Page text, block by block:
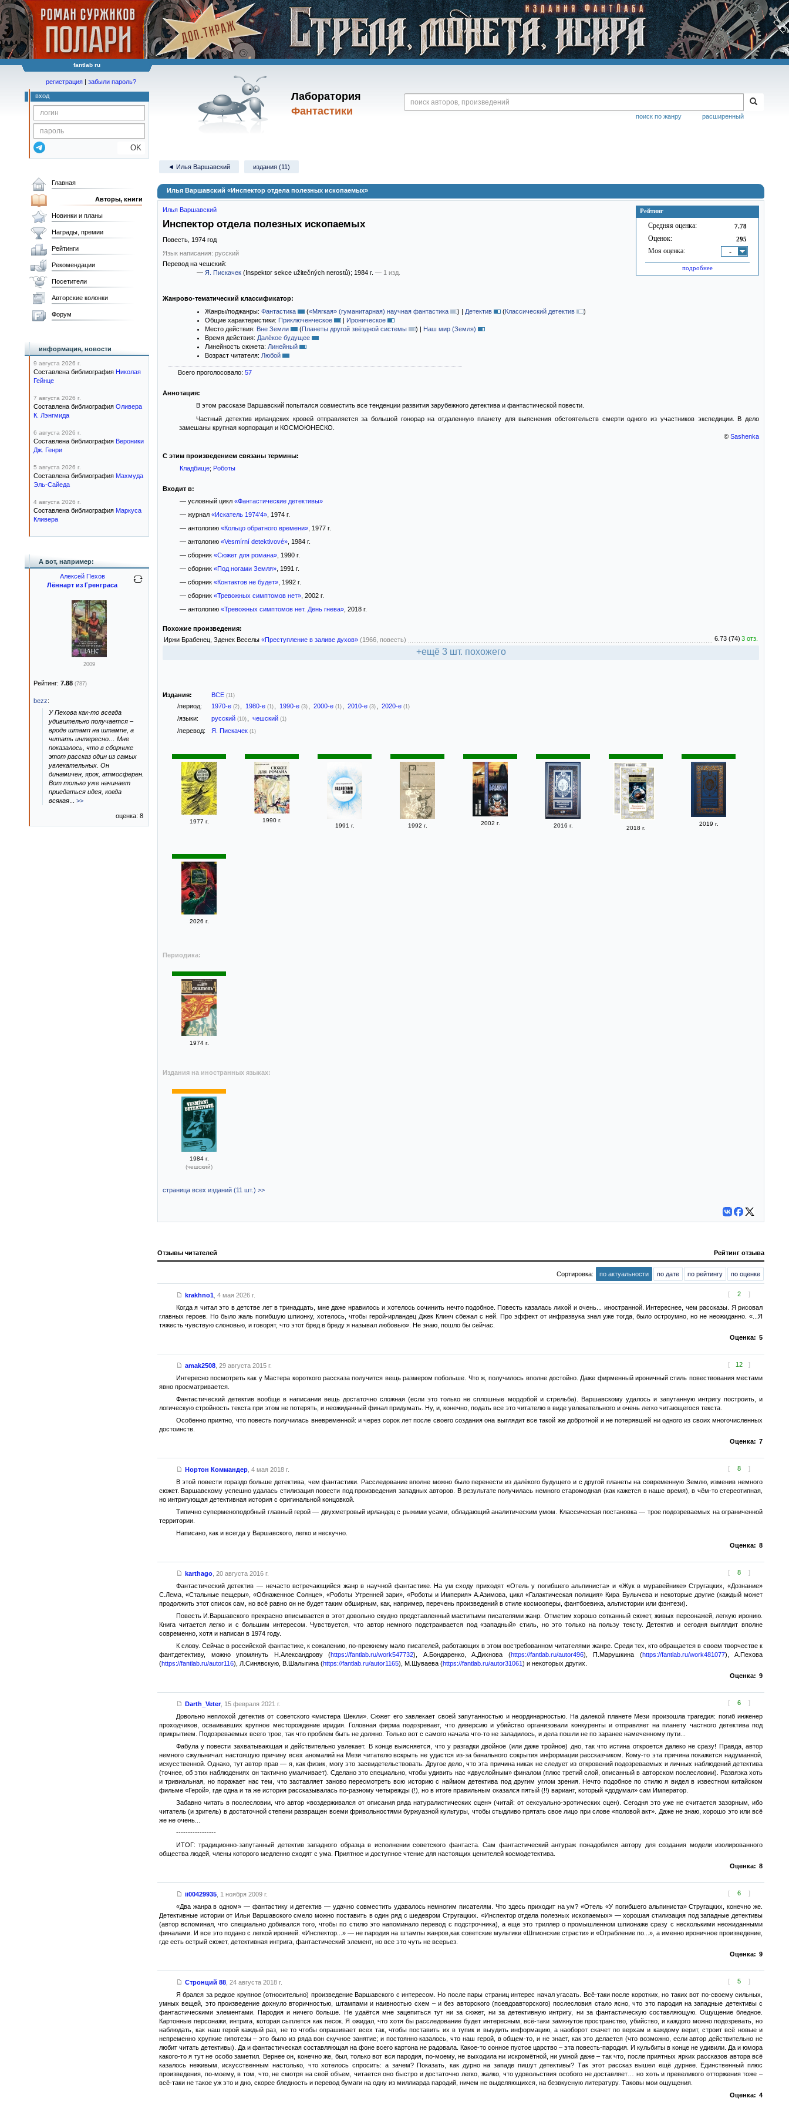
fantlab ru
Лаборатория
Фантастики
расширенный
поиск по жанру
регистрация | забыли пароль?
вход
OK
◄ Илья Варшавский издания (11)
Илья Варшавский «Инспектор отдела полезных ископаемых»
Рейтинг
Средняя оценка: 7.78
Оценок: 295
Моя оценка: -
подробнее
Илья Варшавский
Инспектор отдела полезных ископаемых
Повесть, 1974 год
Язык написания: русский
Перевод на чешский:
— Я. Пискачек (Inspektor sekce užitečných nerostů); 1984 г. — 1 изд.
Жанрово-тематический классификатор:
Жанры/поджанры: Фантастика («Мягкая» (гуманитарная) научная фантастика ) | Детектив (Классический детектив
)
Общие характеристики: Приключенческое | Ироническое
Место действия: Вне Земли (Планеты другой звёздной системы ) | Наш мир (Земля)
Время действия: Далёкое будущее
Линейность сюжета: Линейный
Возраст читателя: Любой
Всего проголосовало: 57
Аннотация:
В этом рассказе Варшавский попытался совместить все тенденции развития зарубежного детектива и фантастической повести.
Частный детектив ирландских кровей отправляется за большой гонорар на отдаленную планету для выяснения обстоятельств смерти одного из участников экспедиции. В дело
замешаны крупная корпорация и КОСМОЮНЕСКО.
© Sashenka
С этим произведением связаны термины:
Кладбище; Роботы
Входит в:
— условный цикл «Фантастические детективы»
— журнал «Искатель 1974'4», 1974 г.
— антологию «Кольцо обратного времени», 1977 г.
— антологию «Vesmírní detektivové», 1984 г.
— сборник «Сюжет для романа», 1990 г.
— сборник «Под ногами Земля», 1991 г.
— сборник «Контактов не будет», 1992 г.
— сборник «Тревожных симптомов нет», 2002 г.
— антологию «Тревожных симптомов нет. День гнева», 2018 г.
Похожие произведения:
Иржи Брабенец, Зденек Веселы «Преступление в заливе духов» (1966, повесть) 6.73 (74) 3 отз.
+ещё 3 шт. похожего
Издания: ВСЕ (11)
/период: 1970-е (2) 1980-е (1) 1990-е (3) 2000-е (1) 2010-е (3) 2020-е (1)
/языки: русский (10) чешский (1)
/перевод: Я. Пискачек (1)
1977 г.
1990 г.
1991 г.
1992 г. 2002 г. 2016 г. 2018 г.
2019 г.
2026 г.
Периодика:
1974 г.
Издания на иностранных языках:
1984 г.
(чешский)
страница всех изданий (11 шт.) >>
Отзывы читателей Рейтинг отзыва
Сортировка: по актуальности по дате по рейтингу по оценке
[ 2 ]
krakhno1, 4 мая 2026 г.
Когда я читал это в детстве лет в тринадцать, мне даже нравилось и хотелось сочинить нечто подобное. Повесть казалась лихой и очень... иностранной. Интереснее, чем рассказы. Я рисовал
главных героев. Но было жаль погибшую шпионку, хотелось, чтобы герой-ирландец Джек Клинч сбежал с ней. Про эффект от инфразвука знал уже тогда, было остроумно, но не неожиданно. «...Я
тяжесть чувствую слоновью, и говорят, что этот бред в бреду я называл любовью». Не знаю, пошло бы сейчас.
Оценка: 5
[ 12 ]
amak2508, 29 августа 2015 г.
Интересно посмотреть как у Мастера короткого рассказа получится вещь размером побольше. Что ж, получилось вполне достойно. Даже фирменный ироничный стиль повествования местами
явно просматривается.
Фантастический детектив вообще в написании вещь достаточно сложная (если это только не сплошные мордобой и стрельба). Варшавскому удалось и запутанную интригу построить, и
логическую стройность текста при этом не потерять, и неожиданный финал придумать. Ну, и, конечно, подать все это читателю в виде увлекательного и очень легко читающегося текста.
Особенно приятно, что повесть получилась вневременной: и через сорок лет после своего создания она выглядит все такой же добротной и не потерявшей ни одного из своих многочисленных
достоинств.
Оценка: 7
[ 8 ]
Нортон Коммандер, 4 мая 2018 г.
В этой повести гораздо больше детектива, чем фантастики. Расследование вполне можно было перенести из далёкого будущего и с другой планеты на современную Землю, изменив немного
сюжет. Варшавскому успешно удалась стилизация повести под произведения западных авторов. В результате получилась немного старомодная (как кажется в наше время), в чём-то стереотипная,
но интригующая детективная история с оригинальной концовкой.
Типично суперменоподобный главный герой — двухметровый ирландец с рыжими усами, обладающий аналитическим умом. Классическая постановка — трое подозреваемых на ограниченной
территории.
Написано, как и всегда у Варшавского, легко и нескучно.
Оценка: 8
[ 8 ]
karthago, 20 августа 2016 г.
Фантастический детектив — нечасто встречающийся жанр в научной фантастике. На ум сходу приходят «Отель у погибшего альпиниста» и «Жук в муравейнике» Стругацких, «Дознание»
С.Лема, «Стальные пещеры», «Обнаженное Солнце», «Роботы Утренней зари», «Роботы и Империя» А.Азимова, цикл «Галактическая полиция» Кира Булычева и некоторые другие (каждый может
продолжить этот список сам, но всё равно он не будет таким обширным, как, например, перечень произведений в стиле космооперы, фантбоевика, альтистории или фэнтези).
Повесть И.Варшавского прекрасно вписывается в этот довольно скудно представленный маститыми писателями жанр. Отметим хорошо сотканный сюжет, живых персонажей, легкую иронию.
Книга читается легко и с большим интересом. Чувствуется, что автор немного подстраивается под «западный» стиль, но это только на пользу тексту. Детектив и сегодня выглядит вполне
современно, хотя и написан в 1974 году.
К слову. Сейчас в российской фантастике, к сожалению, по-прежнему мало писателей, работающих в этом востребованном читателями жанре. Среди тех, кто обращается в своем творчестве к
фантдетективу, можно упомянуть Н.Александрову (https://fantlab.ru/work547732), А.Бондаренко, А.Дихнова (https://fantlab.ru/autor496), П.Марушкина (https://fantlab.ru/work481077), А.Пехова
(https://fantlab.ru/autor116), Л.Синявскую, В.Шалыгина (https://fantlab.ru/autor1165), М.Шуваева (https://fantlab.ru/autor31061) и некоторых других.
Оценка: 9
[ 6 ]
Darth_Veter, 15 февраля 2021 г.
Довольно неплохой детектив от советского «мистера Шекли». Сюжет его завлекает своей запутанностью и неординарностью. На далекой планете Мези произошла трагедия: погиб инженер
проходчиков, осваивавших крупное месторождение иридия. Головная фирма подозревает, что диверсию и убийство организовали конкуренты и отправляет на планету частного детектива под
прикрытием. Подозреваемых всего трое, так что проблем быть не должно. Только вот с самого начала что-то не заладилось, и дела пошли не по заранее намеченному пути...
Фабула у повести захватывающая и действительно увлекает. В конце выясняется, что у разгадки двойное (или даже тройное) дно, так что истина откроется далеко не сразу! Правда, автор
немного сжульничал: настоящую причину всех аномалий на Мези читателю вскрыть не удастся из-за банального сокрытия информации рассказчиком. Кому-то эта причина покажется надуманной,
искусственной. Однако, тут автор прав — я, как физик, могу это засвидетельствовать. Другое дело, что эта причина никак не следует из откровений подозреваемых и личных наблюдений детектива
(точнее, об этих наблюдениях он тактично умалчивает). Сделано это специально, чтобы удивить нас «двуслойным» финалом (плюс третий слой, описанный в авторском послесловии). Развязка хоть
и тривиальная, но поражает нас тем, что заставляет заново пересмотреть всю историю с наймом детектива под другим углом зрения. Нечто подобное по стилю я видел в известном китайском
фильме «Герой», где одна и та же история рассказывалась по-разному четырежды (!), но в итоге правильным оказался пятый (!!) вариант, который «додумал» сам Император.
Забавно читать в послесловии, что автор «воздерживался от описания ряда натуралистических сцен» (читай: от сексуально-эротических сцен). Сегодня это уже не считается зазорным, ибо
читатель (и зритель) в достаточной степени развращен всеми фривольностями буржуазной культуры, чтобы стыдливо прятать свое лицо при слове «половой акт». Даже не знаю, хорошо это или всё
же не очень...
-----------------
ИТОГ: традиционно-запутанный детектив западного образца в исполнении советского фантаста. Сам фантастический антураж понадобился автору для создания модели изолированного
общества людей, члены которого медленно сходят с ума. Приятное и доступное чтение для настоящих ценителей космодетектива.
Оценка: 8
[ 6 ]
ii00429935, 1 ноября 2009 г.
«Два жанра в одном» — фантастику и детектив — удачно совместить удавалось немногим писателям. Что здесь приходит на ум? «Отель «У погибшего альпиниста» Стругацких, конечно же.
Детективные истории от Ильи Варшавского смело можно поставить в один ряд с шедевром Стругацких. «Инспектор отдела полезных ископаемых» — хорошая стилизация под западные детективы
(автор вспоминал, что специально добивался того, чтобы по стилю это напоминало перевод с подстрочника), а еще это триллер о промышленном шпионаже сразу с несколькими неожиданными
финалами. И все это подано с легкой иронией. «Инспектор...» — не пародия на штампы жанров,как советские мультики «Шпионские страсти» и «Ограбление по...», а именно ироничное произведение,
где есть острый сюжет, детективная интрига, фантастический элемент, но все это чуть не всерьез.
Оценка: 9
[ 5 ]
Стронций 88, 24 августа 2018 г.
Я брался за редкое крупное (относительно) произведение Варшавского с интересом. Но после пары страниц интерес начал угасать. Всё-таки после коротких, но таких вот по-своему сильных,
умных вещей, это произведение дохнуло вторичностью, штампами и наивностью схем – и без авторского (псевдоавторского) послесловия стало ясно, что это пародия на западные детективы с
фантастическими элементами. Пародия и ничего больше. Не удаётся мне зацепиться тут ни за сюжет, ни за детективную интригу, ни за фантастическую составляющую. Ощущение бледное.
Картонные персонажи, интрига, которая сыплется как песок. Я ожидал, что хотя бы расследование будет интересным, всё-таки замкнутое пространство, убийство, и каждого можно подозревать, но
наблюдать, как наш герой каждый раз, не то чтобы опрашивает всех так, чтобы поставить их в тупик и выудить информацию, а наоборот скачет по верхам и каждому верит, строит всё новые и
непременно хрупкие гипотезы – это было из ряда вон скучное занятие; и постоянно казалось, что наш герой, в общем-то, и не знает, как это делается (что возможно, если автор действительно не
любит читать детективы). Да и фантастическая составляющая на фоне всего картона не радовала. Какое-то сонное пустое царство – эта повесть-пародия. И кульбиты в конце не удивили. Да и юмора
какого-то я тут не особо заметил. Вернее он, конечно же, был, только вот вся пародия, по-моему, не выходила ни искромётной, ни умной даже – так что, после приятных ярких рассказов автора всё
казалось неживым, искусственным настолько, что хотелось спросить: а зачем? Показать, как дурно на западе пишут детективы? Так этот рассказ вышел ещё дурнее. Единственный плюс
произведения, по-моему, в том, что, не смотря на свой объем, читается оно быстро и достаточно легко, жалко, что удовольствия особого не доставляет… но хоть и превеликого отторжения тоже –
всё-таки не такое уж это и дно, скорее бледность и перевод бумаги на одну из миллиарда пародий, ничем не выделяющихся, на безвкусную литературу. Таковы мои ощущения.
Оценка: 4
Главная
Авторы, книги
Новинки и планы
Награды, премии
Рейтинги
Рекомендации
Посетители
Авторские колонки
Форум
информация, новости
9 августа 2026 г.
Составлена библиография Николая
Гейнце
7 августа 2026 г.
Составлена библиография Оливера
К. Лэнгмида
6 августа 2026 г.
Составлена библиография Вероники
Дж. Генри
5 августа 2026 г.
Составлена библиография Махмуда
Эль-Сайеда
4 августа 2026 г.
Составлена библиография Маркуса
Кливера
А вот, например:
Алексей Пехов
Лённарт из Гренграса
2009
Рейтинг: 7.88 (787)
bezz:
У Пехова как-то всегда
удивительно получается –
вроде штамп на штампе, а
читать интересно… Мне
показалось, что в сборнике
этот рассказ один из самых
увлекательных. Он
динамичен, ярок, атмосферен.
Вот только уже начинает
приедаться идея, когда
всякая
>>
оценка: 8